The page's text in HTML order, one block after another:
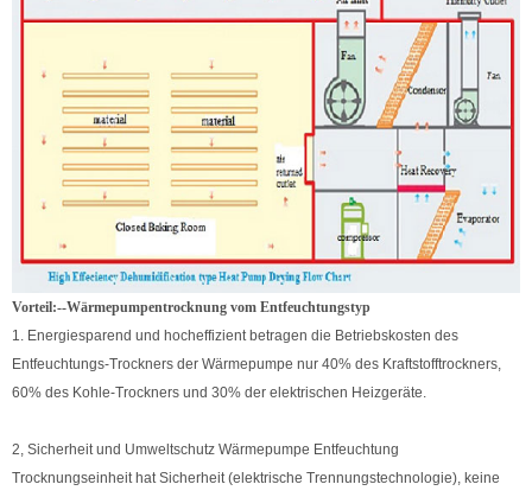
Vorteil:--Wärmepumpentrocknung vom Entfeuchtungstyp
1. Energiesparend und hocheffizient betragen die Betriebskosten des
Entfeuchtungs-Trockners der Wärmepumpe nur 40% des Kraftstofftrockners,
60% des Kohle-Trockners und 30% der elektrischen Heizgeräte.
2, Sicherheit und Umweltschutz Wärmepumpe Entfeuchtung
Trocknungseinheit hat Sicherheit (elektrische Trennungstechnologie), keine